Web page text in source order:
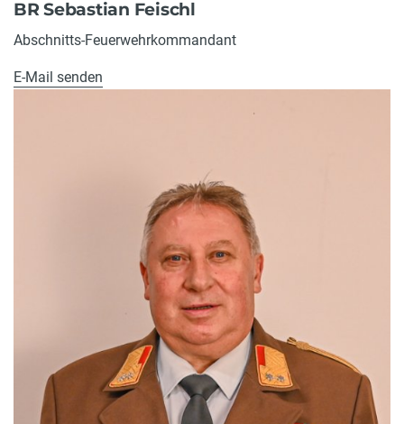
BR Sebastian Feischl
Abschnitts-Feuerwehrkommandant
E-Mail senden